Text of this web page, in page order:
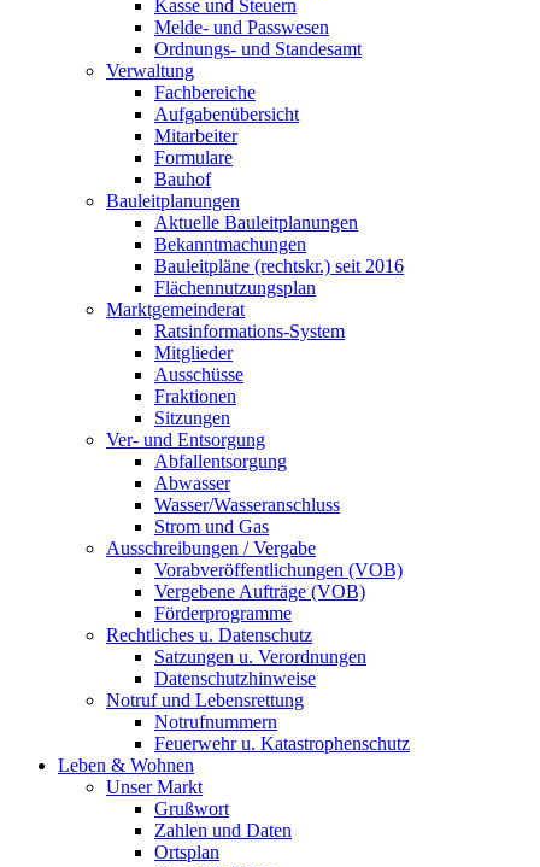
Kasse und Steuern
Melde- und Passwesen
Ordnungs- und Standesamt
Verwaltung
Fachbereiche
Aufgabenübersicht
Mitarbeiter
Formulare
Bauhof
Bauleitplanungen
Aktuelle Bauleitplanungen
Bekanntmachungen
Bauleitpläne (rechtskr.) seit 2016
Flächennutzungsplan
Marktgemeinderat
Ratsinformations-System
Mitglieder
Ausschüsse
Fraktionen
Sitzungen
Ver- und Entsorgung
Abfallentsorgung
Abwasser
Wasser/Wasseranschluss
Strom und Gas
Ausschreibungen / Vergabe
Vorabveröffentlichungen (VOB)
Vergebene Aufträge (VOB)
Förderprogramme
Rechtliches u. Datenschutz
Satzungen u. Verordnungen
Datenschutzhinweise
Notruf und Lebensrettung
Notrufnummern
Feuerwehr u. Katastrophenschutz
Leben & Wohnen
Unser Markt
Grußwort
Zahlen und Daten
Ortsplan